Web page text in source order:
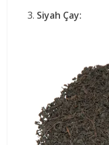
Siyah Çay: